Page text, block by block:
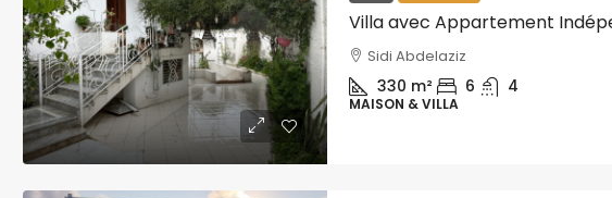
Sidi Abdelaziz
330 m² 6 4
MAISON & VILLA